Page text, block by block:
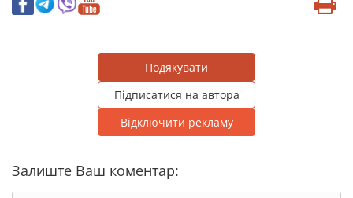
Подякувати
Підписатися на автора
Відключити рекламу
Залиште Ваш коментар: